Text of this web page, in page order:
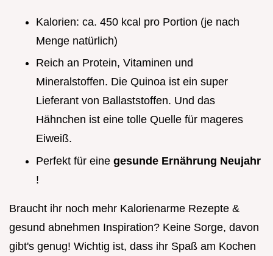
Kalorien: ca. 450 kcal pro Portion (je nach
Menge natürlich)
Reich an Protein, Vitaminen und
Mineralstoffen. Die Quinoa ist ein super
Lieferant von Ballaststoffen. Und das
Hähnchen ist eine tolle Quelle für mageres
Eiweiß.
Perfekt für eine gesunde Ernährung Neujahr
!
Braucht ihr noch mehr Kalorienarme Rezepte &
gesund abnehmen Inspiration? Keine Sorge, davon
gibt's genug! Wichtig ist, dass ihr Spaß am Kochen